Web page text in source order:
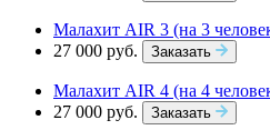
Малахит AIR 3 (на 3
27 000 руб.
Заказать
Малахит AIR 4 (на 4
27 000 руб.
Заказать